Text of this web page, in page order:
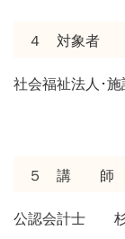
４ 対象者
社会福祉法人･
５ 講 師
公認会計士